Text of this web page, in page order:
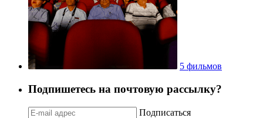
5 фильмов
Подпишетесь на почтовую рассылку?
Подписаться